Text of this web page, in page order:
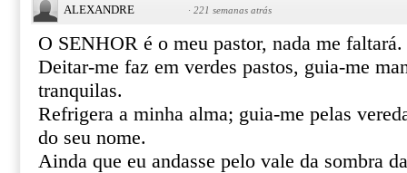
ALEXANDRE · 221 semanas atrás
O SENHOR é o meu pastor, nada me faltará.
Deitar-me faz em verdes pastos, guia-me
tranquilas.
Refrigera a minha alma; guia-me pelas
do seu nome.
Ainda que eu andasse pelo vale da sombra